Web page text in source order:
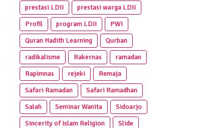
prestasi LDII
prestasi warga LDII
Profil
program LDII
PWI
Quran Hadith Learning
Qurban
radikalisme
Rakernas
ramadan
Rapimnas
rejeki
Remaja
Safari Ramadan
Safari Ramadhan
Salah
Seminar Wanita
Sidoarjo
Sincerity of Islam Religion
Slide